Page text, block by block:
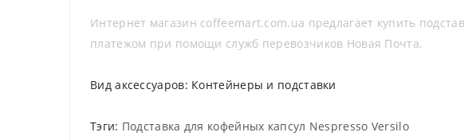
Интернет магазин coffeemart.com.ua предлагает купить
платежом при помощи служб перевозчиков Новая Почта.
Вид аксессуаров: Контейнеры и подставки
Тэги: Подставка для кофейных капсул Nespresso Versilo